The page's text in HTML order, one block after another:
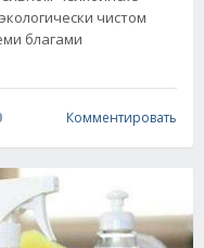
чистом
благами
Комментировать